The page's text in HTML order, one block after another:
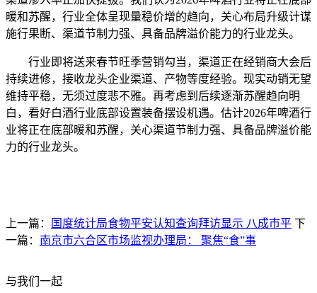
暖和苏醒，行业全体呈现量稳价增的趋向，关心布局升级计谋
施行果断、渠道节制力强、具备品牌溢价能力的行业龙头。
行业即将送来春节旺季营销勾当，渠道正在经销商大会后
持续进修，接收龙头企业渠道、产物等度经验。现实动销无望
维持平稳，无须过度悲不雅。再考虑到后续逐渐苏醒趋向明
白，看好白酒行业底部设置装备摆设机遇。估计2026年啤酒行
业将正在底部暖和苏醒，关心渠道节制力强、具备品牌溢价能
力的行业龙头。
上一篇： 国度统计局食物平安认知查询拜访显示 八成市平 下
一篇： 南京市六合区市场监视办理局： 聚焦“食”事
与我们一起